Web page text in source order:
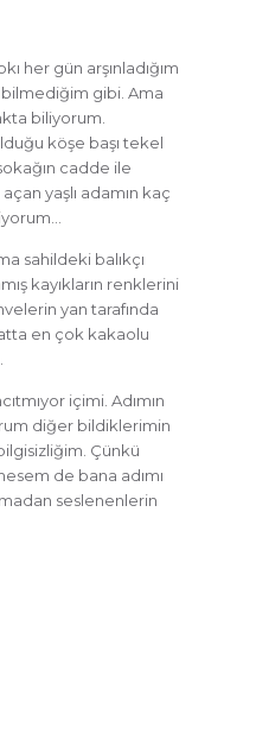
her gün arşınladığım
bilmediğim gibi. Ama
biliyorum.
köşe başı tekel
cadde ile
yaşlı adamın kaç
sahildeki balıkçı
kayıkların renklerini
yan tarafında
en çok kakaolu
içimi. Adımın
diğer bildiklerimin
Çünkü
de bana adımı
seslenenlerin